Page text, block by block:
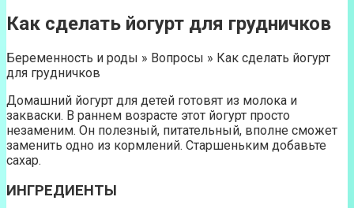
Как сделать йогурт для грудничков
Беременность и роды » Вопросы » Как сделать йогурт
для грудничков
Домашний йогурт для детей готовят из молока и
закваски. В раннем возрасте этот йогурт просто
незаменим. Он полезный, питательный, вполне сможет
заменить одно из кормлений. Старшеньким добавьте
сахар.
ИНГРЕДИЕНТЫ